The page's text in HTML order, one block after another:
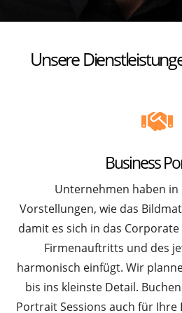
Unsere
Business
Unternehmen haben in
Vorstellungen, wie das
damit es sich in das
Firmenauftritts und des
harmonisch einfügt. Wir
bis ins kleinste Detail.
Portrait Sessions auch für Ihre